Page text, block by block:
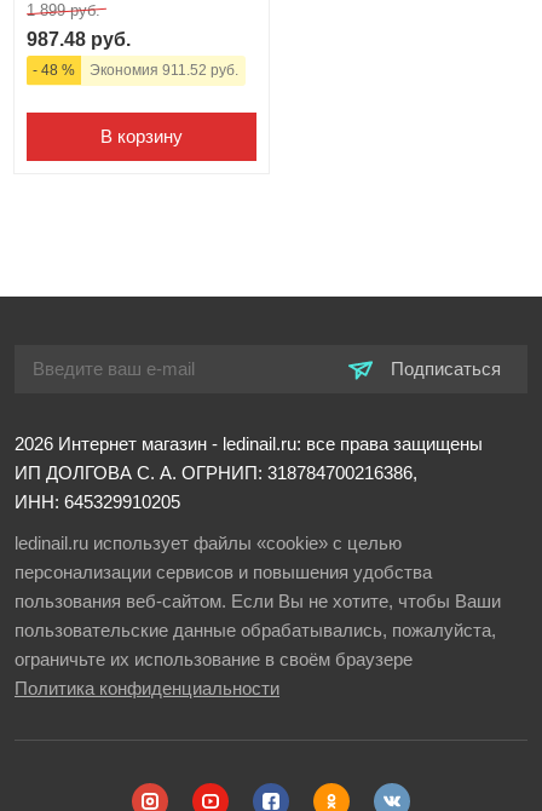
1 899 руб.
987.48 руб.
- 48 % Экономия 911.52 руб.
В корзину
Подписаться
2026 Интернет магазин - ledinail.ru: все права защищены
ИП ДОЛГОВА С. А. ОГРНИП: 318784700216386,
ИНН: 645329910205
ledinail.ru использует файлы «cookie» с целью
персонализации сервисов и повышения удобства
пользования веб-сайтом. Если Вы не хотите, чтобы Ваши
пользовательские данные обрабатывались, пожалуйста,
ограничьте их использование в своём браузере
Политика конфиденциальности